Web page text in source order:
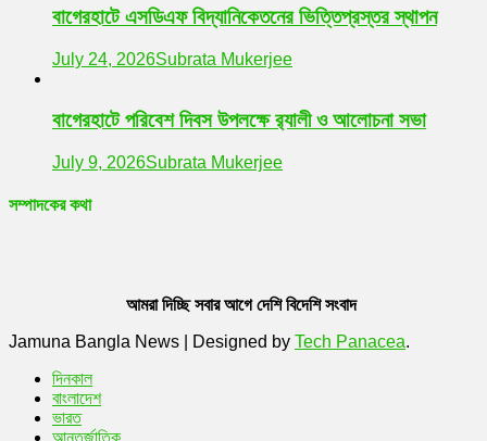
বাগেরহাটে এসডিএফ বিদ্যানিকেতনের ভিত্তিপ্রস্তর স্থাপন
July 24, 2026Subrata Mukerjee
বাগেরহাটে পরিবেশ দিবস উপলক্ষে র‌্যালী ও আলোচনা সভা
July 9, 2026Subrata Mukerjee
সম্পাদকের কথা
আমরা দিচ্ছি সবার আগে দেশি বিদেশি সংবাদ
Jamuna Bangla News
Designed by Tech Panacea.
দিনকাল
বাংলাদেশ
ভারত
আন্তর্জাতিক